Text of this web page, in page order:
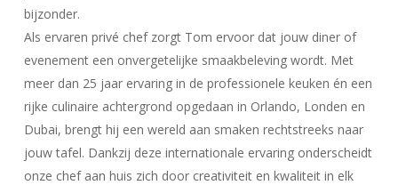
bijzonder.
Als ervaren privé chef zorgt Tom ervoor dat jouw diner of
evenement een onvergetelijke smaakbeleving wordt. Met
meer dan 25 jaar ervaring in de professionele keuken én een
rijke culinaire achtergrond opgedaan in Orlando, Londen en
Dubai, brengt hij een wereld aan smaken rechtstreeks naar
jouw tafel. Dankzij deze internationale ervaring onderscheidt
onze chef aan huis zich door creativiteit en kwaliteit in elk